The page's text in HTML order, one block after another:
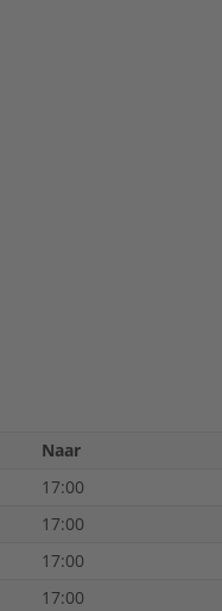
Naar
17:00
17:00
17:00
17:00